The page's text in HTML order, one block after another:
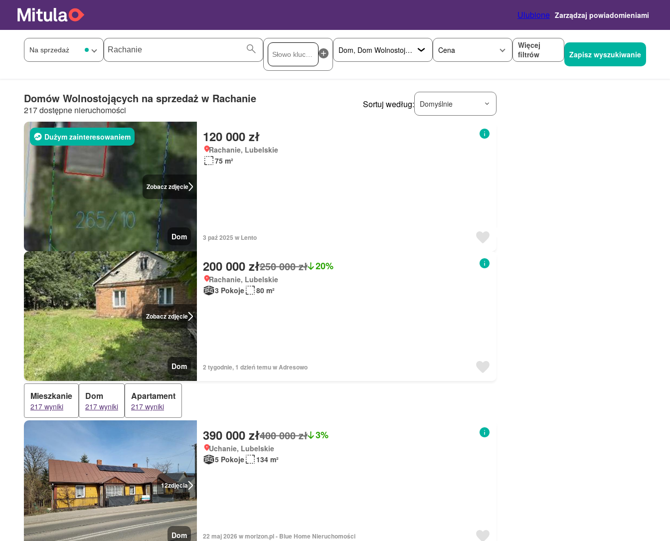
Ulubione Zarządzaj powiadomieniami
Cena
Więcej
filtrów
Zapisz wyszukiwanie
Domów Wolnostojących na sprzedaż w Rachanie
217 dostępne nieruchomości
Sortuj według: Domyślnie
Zobacz zdjęcie
Dużym zainteresowaniem
Dom
120 000 zł
Rachanie, Lubelskie
75 m²
3 paź 2025 w Lento
Zobacz zdjęcie
Dom
200 000 zł250 000 zł 20%
Rachanie, Lubelskie
3 Pokoje
80 m²
2 tygodnie, 1 dzień temu w Adresowo
Mieszkanie
217 wyniki
Dom
217 wyniki
Apartament
217 wyniki
12zdjęcia
Dom
390 000 zł400 000 zł 3%
Uchanie, Lubelskie
5 Pokoje
134 m²
22 maj 2026 w morizon.pl - Blue Home Nieruchomości